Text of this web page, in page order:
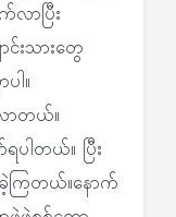
လာပြီး
င်းသားတွေ
ါ။
ာတယ်။
ါတယ်။ ပြီး
ကြတယ်။နောက်